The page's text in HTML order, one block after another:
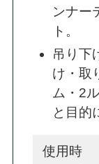
ンナー
ト。
吊り下
け・取
ム・2
と目的
使用時